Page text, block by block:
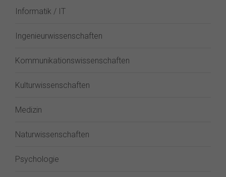
Informatik / IT
Ingenieurwissenschaften
Kommunikationswissenschaften
Kulturwissenschaften
Medizin
Naturwissenschaften
Psychologie